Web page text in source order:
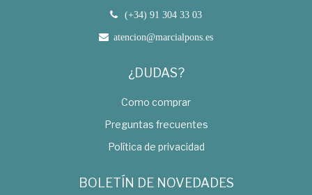
(+34) 91 304 33 03
atencion@marcialpons.es
¿DUDAS?
Como comprar
Preguntas frecuentes
Política de privacidad
BOLETÍN DE NOVEDADES